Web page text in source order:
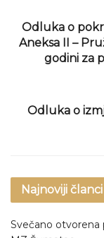
Odluka o
Aneksa II –
godini za
Odluka o
Najnoviji članci
Svečano otvorena